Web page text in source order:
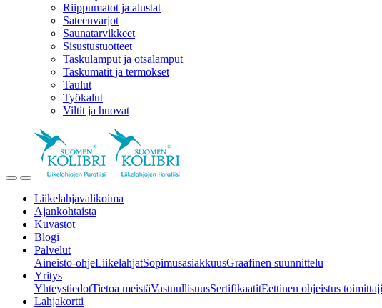
Riippumatot ja alustat
Sateenvarjot
Saunatarvikkeet
Sisustustuotteet
Taskulamput ja otsalamput
Taskumatit ja termokset
Taulut
Työkalut
Viltit ja huovat
Liikelahjavalikoima
Ajankohtaista
Kuvastot
Blogi
Palvelut
Aineisto-ohjeLiikelahjatSopimusasiakkuusGraafinen suunnittelu
Yritys
YhteystiedotTietoa meistäVastuullisuusSertifikaatitEettinen ohjeistus
Lahjakortti